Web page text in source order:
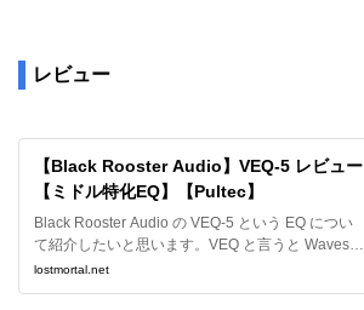
レビュー
【Black Rooster Audio】VEQ-5 レビュー
【ミドル特化EQ】【Pultec】
Black Rooster Audio の VEQ-5 という EQ につい
て紹介したいと思います。VEQ と言うと Waves
のものが浮かびますがこちらは Pultec のエミュレ
lostmortal.net